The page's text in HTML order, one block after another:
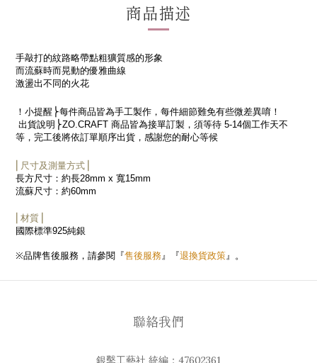
商品描述
手敲打的紋路略帶點粗獷質感的形象
而流蘇時而晃動的優雅曲線
激盪出不同的火花
！小提醒 ⎬每件商品皆為手工製作，每件細節難免有些微差異唷！
出貨說明 ⎬ZO.CRAFT 商品皆為接單訂製，須等待 5-14個工作天不
等，完工後將依訂單順序出貨，感謝您的耐心等候
⎜尺寸及測量方式⎟
長方尺寸：約長28mm x 寬15mm
流蘇尺寸：約60mm
⎜材質⎟
國際標準925純銀
※品牌售後服務，請參閱『售後服務』『退換貨政策』。
聯絡我們
銀鑿工藝社 統編：47602361